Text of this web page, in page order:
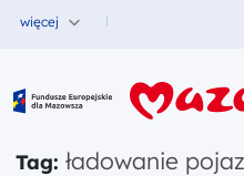
więcej
Fundusze Europejskie dla
Tag: ładowanie